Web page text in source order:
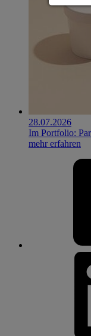
28.07.2026
Im Portfolio:
mehr erfahren